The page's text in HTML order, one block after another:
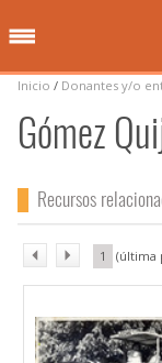
Inicio / Donantes y/o
Gómez
Recursos
1